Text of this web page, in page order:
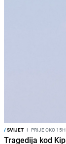
/SVIJET I PRIJE OKO 15H
Tragedija kod